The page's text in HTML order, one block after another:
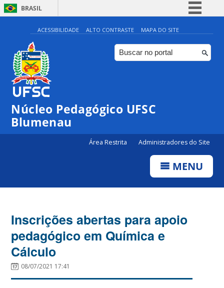
BRASIL
Simplifique!
Comunica BR
Participe
Canais
ACESSIBILIDADE ALTO CONTRASTE MAPA DO SITE
Núcleo Pedagógico UFSC
Blumenau
Área Restrita Administradores do Site
MENU
Inscrições abertas para apoio
pedagógico em Química e
Cálculo
08/07/2021 17:41